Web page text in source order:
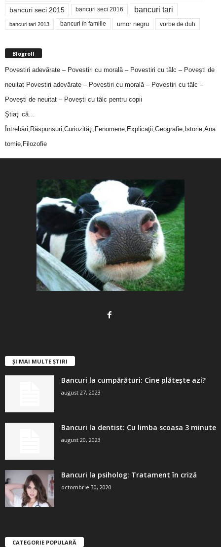
bancuri seci 2015 bancuri seci 2016 bancuri tari
bancuri tari 2013 bancuri în familie umor negru vorbe de duh
Blogroll
Povestiri adevărate – Povestiri cu morală – Povestiri cu tâlc – Povești de
neuitat Povestiri adevărate – Povestiri cu morală – Povestiri cu tâlc –
Povești de neuitat – Povești cu tâlc pentru copii
Ştiaţi că…
Întrebări,Răspunsuri,Curiozităţi,Fenomene,Explicaţii,Geografie,Istorie,Ana
tomie,Filozofie
ȘI MAI MULTE ȘTIRI
Bancuri la cumpărături: Cine plătește azi?
august 27, 2023
Bancuri la dentist: Cu limba scoasa 3 minute
august 20, 2023
Bancuri la psiholog: Tratament în criză
octombrie 30, 2020
CATEGORIE POPULARĂ